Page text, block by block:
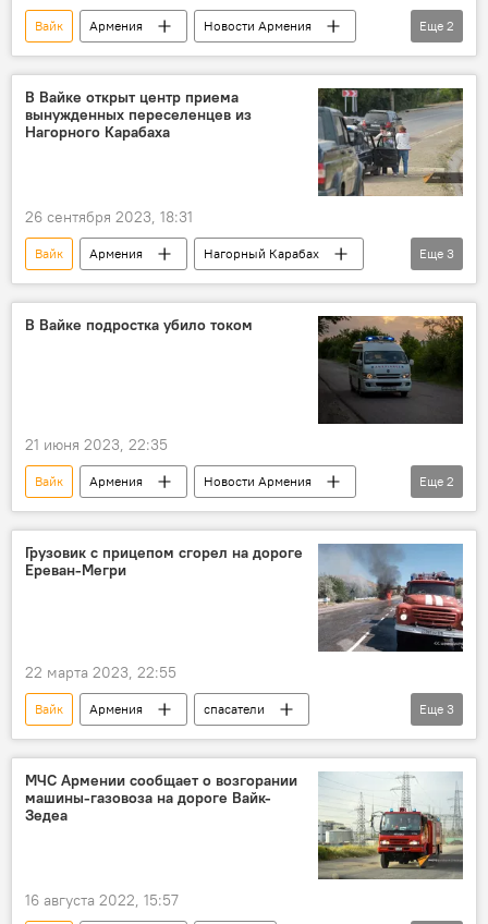
Вайк Армения
Новости Армения
Нагорный Карабах
переселенцы
Еще 2
В Вайке открыт центр приема
вынужденных переселенцев из
Нагорного Карабаха
26 сентября 2023, 18:31
Вайк Армения
Нагорный Карабах
центр
Общество Новости Армения
Еще 3
В Вайке подростка убило током
21 июня 2023, 22:35
Вайк Армения
Новости Армения
Общество
Касым-Жомарт Токаев
Еще 2
Грузовик с прицепом сгорел на дороге
Ереван-Мегри
22 марта 2023, 22:55
Вайк Армения
спасатели
грузовик
пожар
Происшествия и инциденты в Армении
Еще 3
МЧС Армении сообщает о возгорании
машины-газовоза на дороге Вайк-
Зедеа
16 августа 2022, 15:57